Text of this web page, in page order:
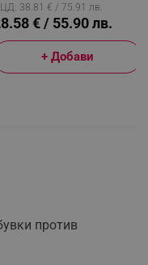
38.81 € / 75.91 лв.
€ / 55.90 лв.
+ Добави
против